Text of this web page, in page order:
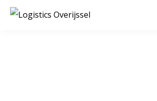
Spring
Door
Spring
Spring